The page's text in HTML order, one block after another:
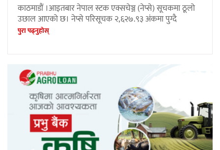
काठमाडौं ।आइतबार नेपाल स्टक एक्सचेञ्ज (नेप्से) सूचकमा ठूलो
उछाल आएको छ। नेप्से परिसूचक २,६२७.९३ अंकमा पुग्दै
पुरा पढ्नुहाेस्